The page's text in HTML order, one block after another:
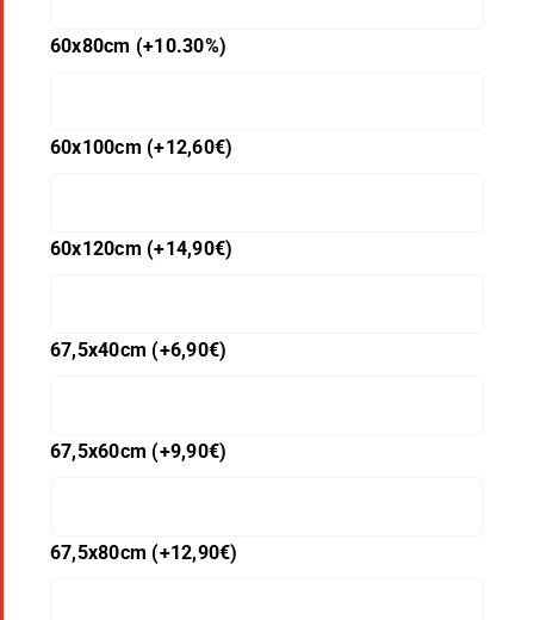
60x80cm (+10.30%)
60x100cm (+12,60€)
60x120cm (+14,90€)
67,5x40cm (+6,90€)
67,5x60cm (+9,90€)
67,5x80cm (+12,90€)